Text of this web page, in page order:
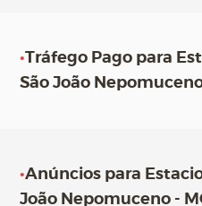
•Tráfego Pago para
São João
•Anúncios para
João Nepomuceno -